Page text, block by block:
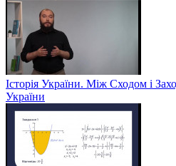
Історія України. Між Сходом і
України